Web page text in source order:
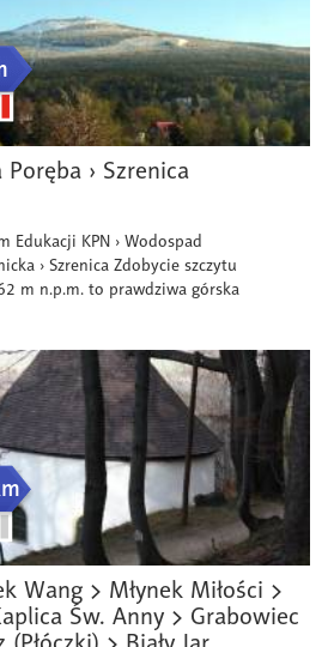
Poręba › Szrenica
Edukacji KPN › Wodospad
› Szrenica Zdobycie szczytu
m n.p.m. to prawdziwa górska
Wang > Młynek Miłości >
Św. Anny > Grabowiec